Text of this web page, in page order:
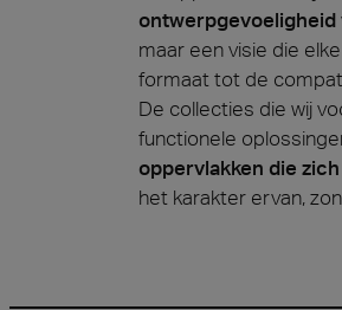
maar een visie die
formaat tot de
De collecties die wij
functionele
oppervlakken die
het karakter ervan,